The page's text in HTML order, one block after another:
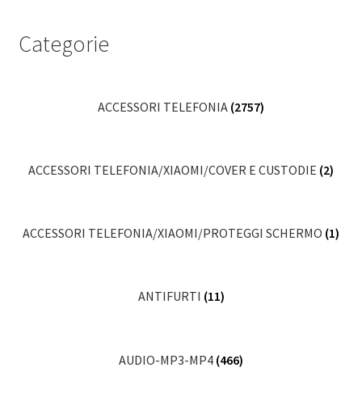
Categorie
ACCESSORI TELEFONIA (2757)
ACCESSORI TELEFONIA/XIAOMI/COVER E CUSTODIE (2)
ACCESSORI TELEFONIA/XIAOMI/PROTEGGI SCHERMO (1)
ANTIFURTI (11)
AUDIO-MP3-MP4 (466)